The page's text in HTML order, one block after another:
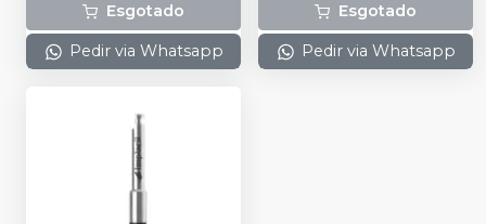
Esgotado
Pedir via Whatsapp
Esgotado
Pedir via Whatsapp